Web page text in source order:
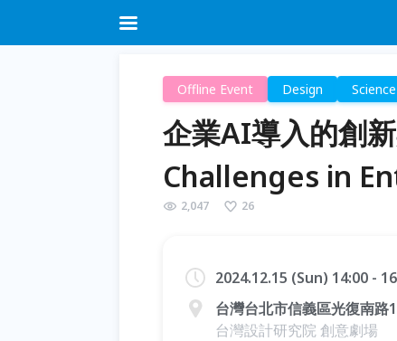
Offline Event Design
企業AI導入的創
Challenges in
2,047 26
2024.12.15 (Sun) 14:00 -
台灣台北市信義區光復南路
台灣設計研究院 創意劇場